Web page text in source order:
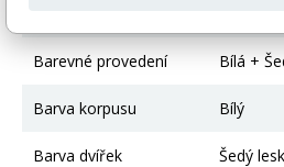
Barevné provedení Bílá +
Barva korpusu Bílý
Barva dvířek Šedý lesk